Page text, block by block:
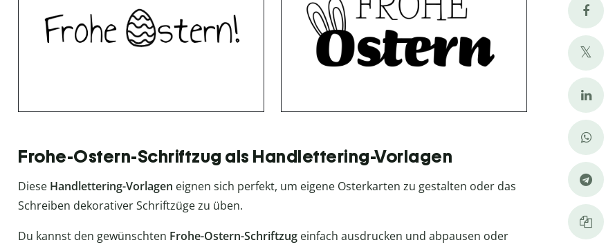
Frohe-Ostern-Schriftzug als Handlettering-Vorlagen
Diese Handlettering-Vorlagen eignen sich perfekt, um eigene Osterkarten zu gestalten oder das
Schreiben dekorativer Schriftzüge zu üben.
Du kannst den gewünschten Frohe-Ostern-Schriftzug einfach ausdrucken und abpausen oder